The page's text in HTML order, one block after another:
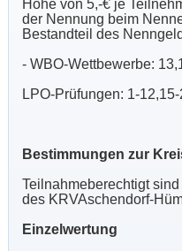
Höhe von 5,-€ je
der Nennung beim
Bestandteil des
- WBO-Wettbewerbe:
LPO-Prüfungen: 1-
Bestimmungen zur
Teilnahmeberechtigt
des KRVAschendorf-
Einzelwertung